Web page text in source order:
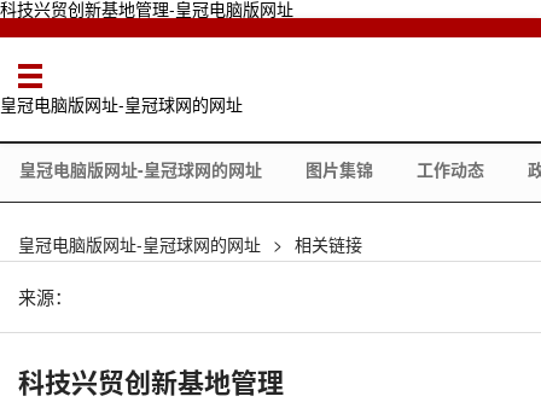
科技兴贸创新基地管理-皇冠电脑版网址
皇冠电脑版网址-皇冠球网的网址
皇冠电脑版网址-皇冠球网的网址 图片集锦 工作动态
皇冠电脑版网址-皇冠球网的网址 > 相关链接
来源：
科技兴贸创新基地管理